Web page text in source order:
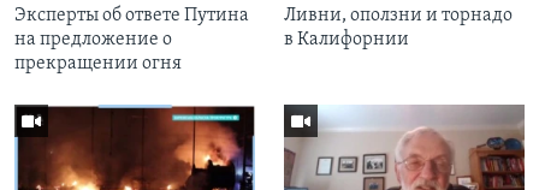
Эксперты об ответе Путина
на предложение о
прекращении огня
Ливни, оползни и торнадо
в Калифорнии